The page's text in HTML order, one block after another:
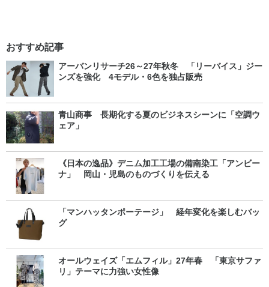
おすすめ記事
アーバンリサーチ26～27年秋冬 「リーバイス」ジー
ンズを強化 4モデル・6色を独占販売
青山商事 長期化する夏のビジネスシーンに「空調ウ
ェア」
《日本の逸品》デニム加工工場の備南染工「アンビー
ナ」 岡山・児島のものづくりを伝える
「マンハッタンポーテージ」 経年変化を楽しむバッ
グ
オールウェイズ「エムフィル」27年春 「東京サファ
リ」テーマに力強い女性像